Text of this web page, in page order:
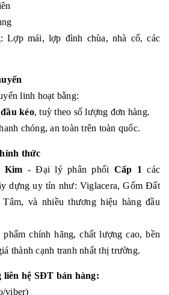
Lợp mái, lợp đình chùa, nhà cổ, các
linh hoạt bằng:
kéo, tuỳ theo số lượng đơn hàng.
chóng, an toàn trên toàn quốc.
thức
Kim - Đại lý phân phối Cấp 1 các
dựng uy tín như: Viglacera, Gốm Đất
và nhiều thương hiệu hàng đầu
chính hãng, chất lượng cao, bền
thành cạnh tranh nhất thị trường.
liên hệ SĐT bán hàng:
viber)